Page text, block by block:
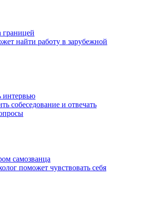
границей
найти работу в зарубежной
интервью
собеседование и отвечать
самозванца
поможет чувствовать себя